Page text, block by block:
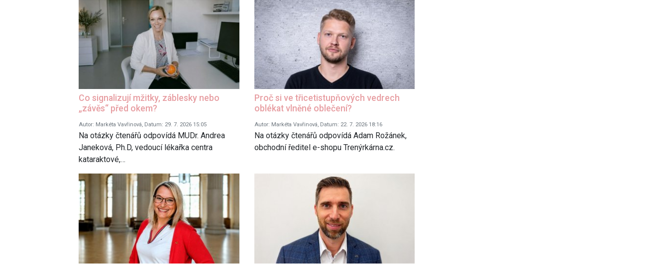
Co signalizují mžitky, záblesky nebo
„závěs“ před okem?
Autor: Markéta Vavřinová, Datum: 29. 7. 2026 15:05
Na otázky čtenářů odpovídá MUDr. Andrea
Janeková, Ph.D, vedoucí lékařka centra
kataraktové,…
Proč si ve třicetistupňových vedrech
oblékat vlněné oblečení?
Autor: Markéta Vavřinová, Datum: 22. 7. 2026 18:16
Na otázky čtenářů odpovídá Adam Rožánek,
obchodní ředitel e-shopu Trenýrkárna.cz.